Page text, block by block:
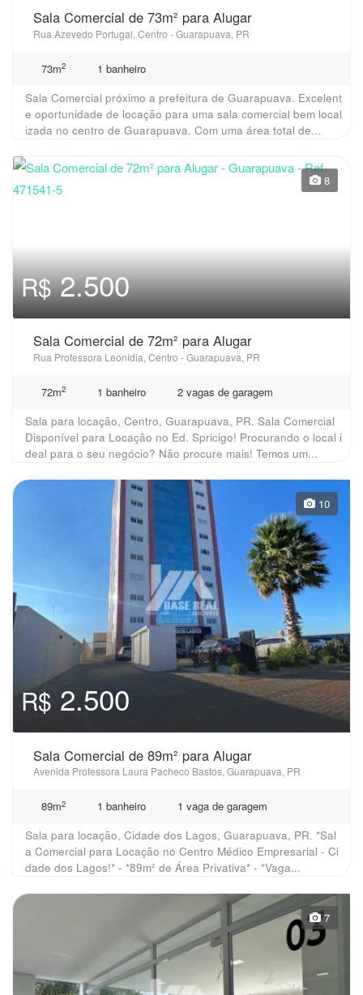
Sala Comercial de 73m² para Alugar
Rua Azevedo Portugal, Centro - Guarapuava, PR
73m2
1 banheiro
Sala Comercial próximo a prefeitura de Guarapuava. Excelent
e oportunidade de locação para uma sala comercial bem local
izada no centro de Guarapuava. Com uma área total de...
8
R$2.500
Sala Comercial de 72m² para Alugar
Rua Professora Leonídia, Centro - Guarapuava, PR
72m2 1 banheiro
2 vagas de garagem
Sala para locação, Centro, Guarapuava, PR. Sala Comercial
Disponível para Locação no Ed. Spricigo! Procurando o local i
deal para o seu negócio? Não procure mais! Temos um...
10
R$ 2.500
Sala Comercial de 89m² para Alugar
Avenida Professora Laura Pacheco Bastos, Guarapuava, PR
89m2 1 banheiro
1 vaga de garagem
Sala para locação, Cidade dos Lagos, Guarapuava, PR. *Sal
a Comercial para Locação no Centro Médico Empresarial - Ci
dade dos Lagos!* - *89m² de Área Privativa* - *Vaga...
7